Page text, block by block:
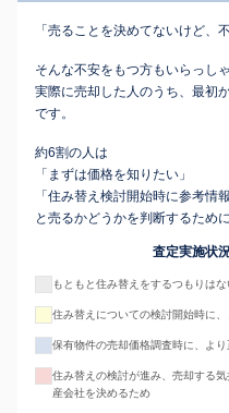
「売ることを決めてないけど、
そんな不安をもつ方もいらっし
実際に売却した人のうち、最初
です。
約6割の人は
「まずは価格を知りたい」
「住み替え検討開始時に参考情
と売るかどうかを判断するため
査定実施状
もともと住み替えをするつもりは
住み替えについての検討開始時に
保有物件の売却価格調査時に、よ
住み替えの検討が進み、売却する
産会社を決めるため